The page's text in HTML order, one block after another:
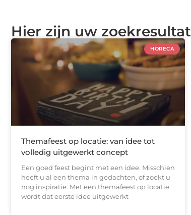
Hier zijn uw
HORECA
Themafeest op locatie: van idee tot
volledig uitgewerkt concept
Een goed feest begint met een idee. Misschien
heeft u al een thema in gedachten, of zoekt u
nog inspiratie. Met een themafeest op locatie
wordt dat eerste idee uitgewerkt